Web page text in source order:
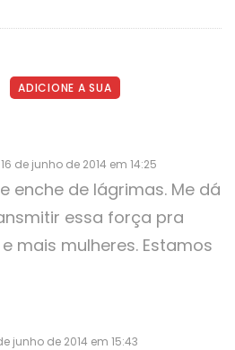
ADICIONE A SUA
de junho de 2014 em 14:25
enche de lágrimas. Me dá
essa força pra
mais mulheres. Estamos
junho de 2014 em 15:43